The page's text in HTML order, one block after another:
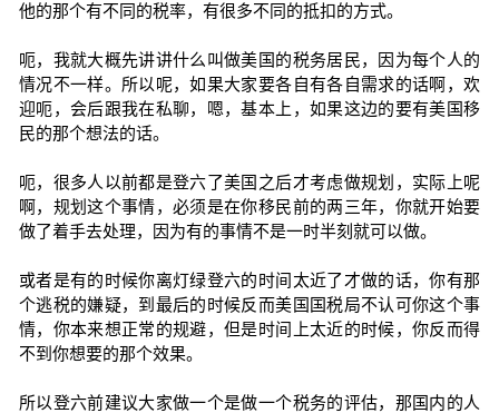
他的那个有不同的税率，有很多不同的抵扣的方式。
呃，我就大概先讲讲什么叫做美国的税务居民，因为每个人的
情况不一样。所以呢，如果大家要各自有各自需求的话啊，欢
迎呃，会后跟我在私聊，嗯，基本上，如果这边的要有美国移
民的那个想法的话。
呃，很多人以前都是登六了美国之后才考虑做规划，实际上呢
啊，规划这个事情，必须是在你移民前的两三年，你就开始要
做了着手去处理，因为有的事情不是一时半刻就可以做。
或者是有的时候你离灯绿登六的时间太近了才做的话，你有那
个逃税的嫌疑，到最后的时候反而美国国税局不认可你这个事
情，你本来想正常的规避，但是时间上太近的时候，你反而得
不到你想要的那个效果。
所以登六前建议大家做一个是做一个税务的评估，那国内的人